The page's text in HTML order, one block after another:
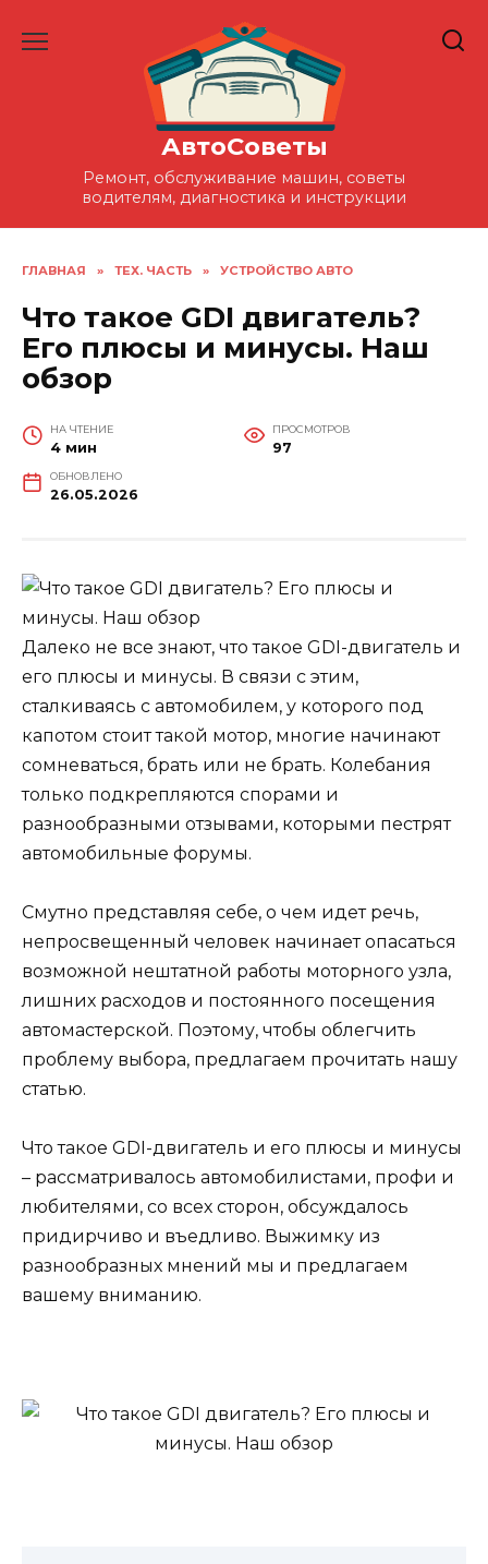
АвтоСоветы
Ремонт, обслуживание машин, советы
водителям, диагностика и инструкции
ГЛАВНАЯ » ТЕХ. ЧАСТЬ » УСТРОЙСТВО АВТО
Что такое GDI двигатель?
Его плюсы и минусы. Наш
обзор
НА ЧТЕНИЕ
4 мин
ПРОСМОТРОВ
97
ОБНОВЛЕНО
26.05.2026
Далеко не все знают, что такое GDI-двигатель и
его плюсы и минусы. В связи с этим,
сталкиваясь с автомобилем, у которого под
капотом стоит такой мотор, многие начинают
сомневаться, брать или не брать. Колебания
только подкрепляются спорами и
разнообразными отзывами, которыми пестрят
автомобильные форумы.
Смутно представляя себе, о чем идет речь,
непросвещенный человек начинает опасаться
возможной нештатной работы моторного узла,
лишних расходов и постоянного посещения
автомастерской. Поэтому, чтобы облегчить
проблему выбора, предлагаем прочитать нашу
статью.
Что такое GDI-двигатель и его плюсы и минусы
– рассматривалось автомобилистами, профи и
любителями, со всех сторон, обсуждалось
придирчиво и въедливо. Выжимку из
разнообразных мнений мы и предлагаем
вашему вниманию.